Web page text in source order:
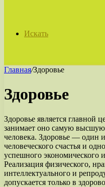
Искать
Главная/Здоровье
Здоровье
Здоровье является главной
занимает оно самую
человека. Здоровье — один
человеческого счастья и
успешного экономического
Реализация физического,
интеллектуального и
допускается только в